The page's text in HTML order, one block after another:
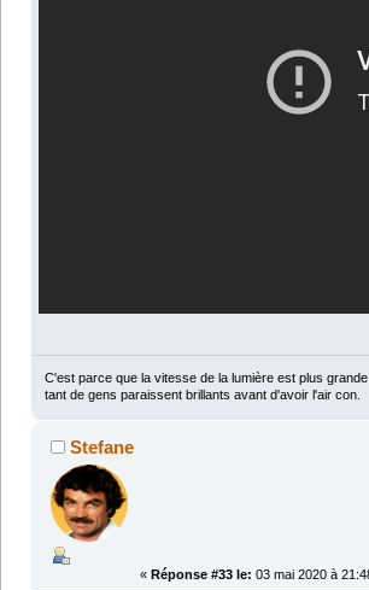
C'est parce que la vitesse de la lumière est plus
tant de gens paraissent brillants avant d'avoir l'air con.
Stefane
« Réponse #33 le: 03 mai 2020 à